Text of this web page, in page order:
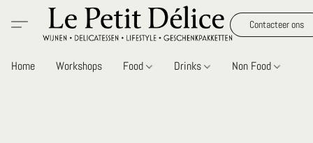
Contacteer ons
Home Workshops Food Drinks Non Food